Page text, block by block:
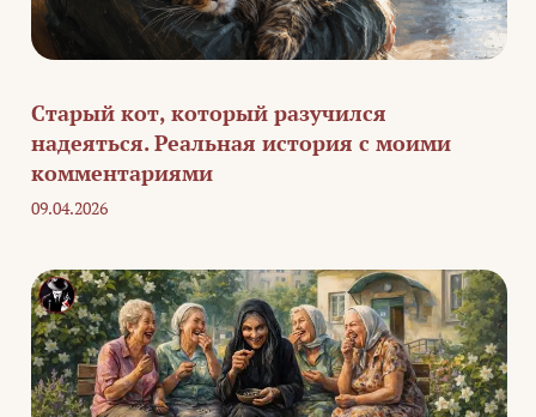
Старый кот, который разучился
надеяться. Реальная история с моими
комментариями
09.04.2026